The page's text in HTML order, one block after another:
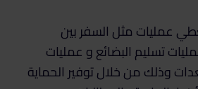
عمليات مثل السفر بين
تسليم البضائع و عمليات
وذلك من خلال توفير الحماية